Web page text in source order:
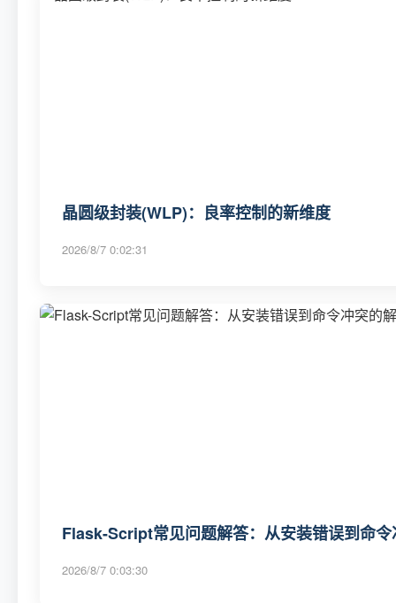
晶圆级封装(WLP)：良率控制的新维度
2026/8/7 0:02:31
Flask-Script常见问题解答：从安装错误到命
2026/8/7 0:03:30